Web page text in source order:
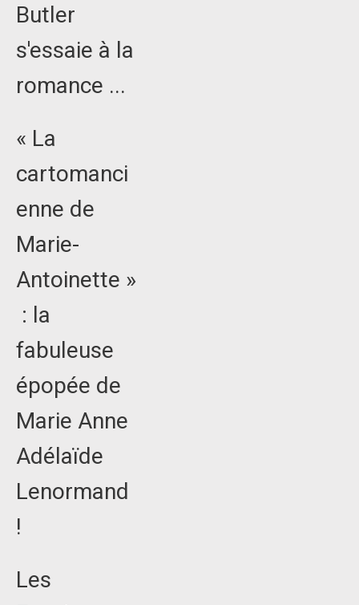
Butler
s'essaie à la
romance ...
« La
cartomanci
enne de
Marie-
Antoinette »
: la
fabuleuse
épopée de
Marie Anne
Adélaïde
Lenormand
!
Les